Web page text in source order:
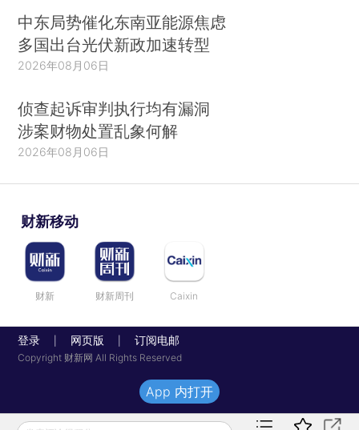
中东局势催化东南亚能源焦虑
多国出台光伏新政加速转型
2026年08月06日
侦查起诉审判执行均有漏洞
涉案财物处置乱象何解
2026年08月06日
财新移动
财新 财新周刊 Caixin
登录 网页版 订阅电邮
Copyright 财新网 All Rights Reserved
App 内打开